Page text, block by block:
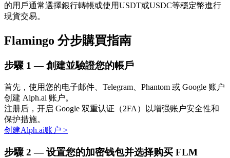
借貸寶
借貸數字貨幣，及時且安全的服務
的用戶通常選擇銀行轉帳或使用USDT或USDC等穩定幣進行
現貨交易。
Flamingo 分步購買指南
步驟 1 —創建並驗證您的帳戶
首先，使用您的电子邮件、Telegram、Phantom 或 Google 账户
创建 Alph.ai 账户。
注册后，开启 Google 双重认证（2FA）以增强账户安全性和
保护措施。
创建Alph.ai账户 >
步驟 2 — 设置您的加密钱包并选择购买 FLM